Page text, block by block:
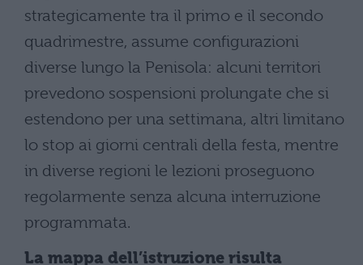
strategicamente tra il primo e il secondo
quadrimestre, assume configurazioni
diverse lungo la Penisola: alcuni territori
prevedono sospensioni prolungate che si
estendono per una settimana, altri limitano
lo stop ai giorni centrali della festa, mentre
in diverse regioni le lezioni proseguono
regolarmente senza alcuna interruzione
programmata.
La mappa dell’istruzione risulta